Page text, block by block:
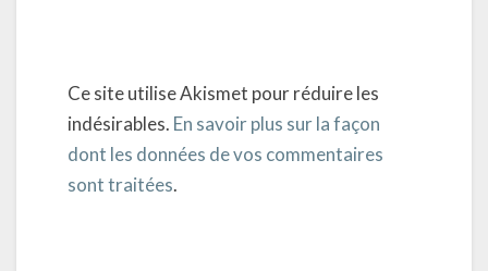
Ce site utilise Akismet pour réduire les
indésirables. En savoir plus sur la façon
dont les données de vos commentaires
sont traitées.